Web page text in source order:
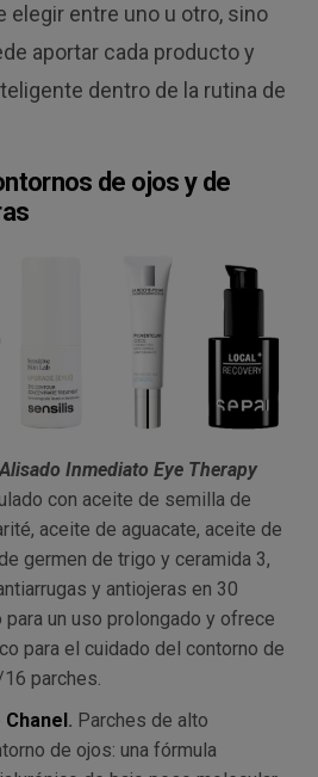
elegir entre uno u otro, sino
aportar cada producto y
dentro de la rutina de
de ojos y de
Inmediato Eye Therapy
con aceite de semilla de
aceite de aguacate, aceite de
germen de trigo y ceramida 3,
y antiojeras en 30
un uso prolongado y ofrece
para el cuidado del contorno de
parches.
Chanel . Parches de alto
de ojos: una fórmula